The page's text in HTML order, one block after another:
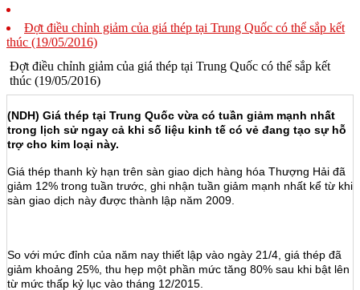
Đợt điều chỉnh giảm của giá thép tại Trung Quốc có thể sắp kết
thúc (19/05/2016)
Đợt điều chỉnh giảm của giá thép tại Trung Quốc có thể sắp kết
thúc (19/05/2016)
(NDH) Giá thép tại Trung Quốc vừa có tuần giảm mạnh nhất
trong lịch sử ngay cả khi số liệu kinh tế có vẻ đang tạo sự hỗ
trợ cho kim loại này.
Giá thép thanh kỳ hạn trên sàn giao dịch hàng hóa Thượng Hải đã
giảm 12% trong tuần trước, ghi nhận tuần giảm mạnh nhất kể từ khi
sàn giao dịch này được thành lập năm 2009.
So với mức đỉnh của năm nay thiết lập vào ngày 21/4, giá thép đã
giảm khoảng 25%, thu hẹp một phần mức tăng 80% sau khi bật lên
từ mức thấp kỷ lục vào tháng 12/2015.